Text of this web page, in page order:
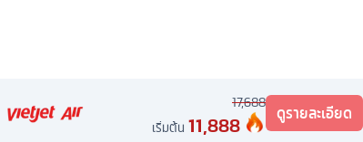
17,688
เริ่มต้น 11,888 ดูรายละเอียด